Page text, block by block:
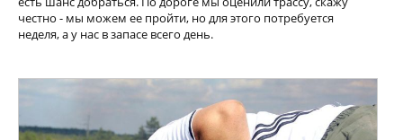
честно - мы можем ее пройти, но для этого потребуется
неделя, а у нас в запасе всего день.